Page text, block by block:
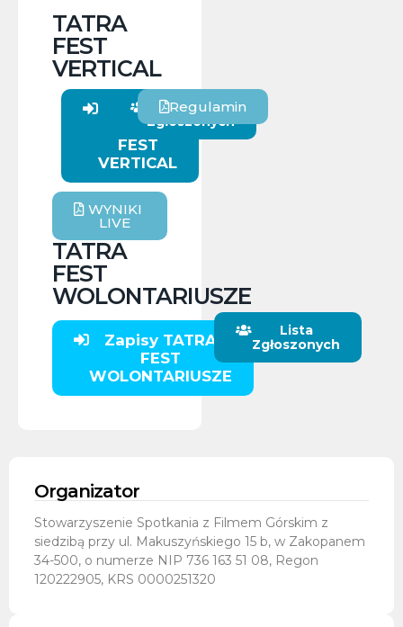
TATRA
FEST
VERTICAL
Zapisy
TATRA
FEST
VERTICAL
Lista
Zgłoszonych
Regulamin
WYNIKI
LIVE
TATRA
FEST
WOLONTARIUSZE
Zapisy TATRA
FEST
WOLONTARIUSZE
Lista
Zgłoszonych
Organizator
Stowarzyszenie Spotkania z Filmem Górskim z
siedzibą przy ul. Makuszyńskiego 15 b, w Zakopanem
34-500, o numerze NIP 736 163 51 08, Regon
120222905, KRS 0000251320